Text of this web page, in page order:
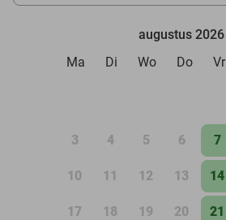
augustus 2026
Ma
Di Wo Do Vr
3 4 5 6 7
10 11 12 13 14
17 18 19 20 21